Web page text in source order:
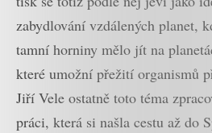
zabydlování vzdálených planet,
tamní horniny mělo jít na
které umožní přežití organismů
Jiří Vele ostatně toto téma
práci, která si našla cestu až do